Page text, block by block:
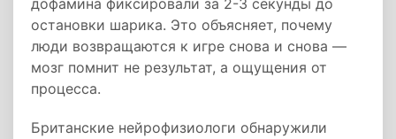
дофамина фиксировали за 2-3 секунды до
остановки шарика. Это объясняет, почему
люди возвращаются к игре снова и снова —
мозг помнит не результат, а ощущения от
процесса.
Британские нейрофизиологи обнаружили